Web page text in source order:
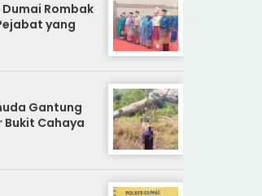
Rombak
yang
Gantung
Bukit Cahaya